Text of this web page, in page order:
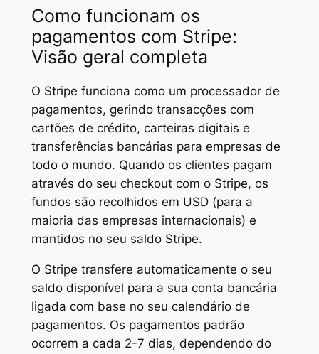
Como funcionam os
pagamentos com Stripe:
Visão geral completa
O Stripe funciona como um processador de
pagamentos, gerindo transacções com
cartões de crédito, carteiras digitais e
transferências bancárias para empresas de
todo o mundo. Quando os clientes pagam
através do seu checkout com o Stripe, os
fundos são recolhidos em USD (para a
maioria das empresas internacionais) e
mantidos no seu saldo Stripe.
O Stripe transfere automaticamente o seu
saldo disponível para a sua conta bancária
ligada com base no seu calendário de
pagamentos. Os pagamentos padrão
ocorrem a cada 2-7 dias, dependendo do